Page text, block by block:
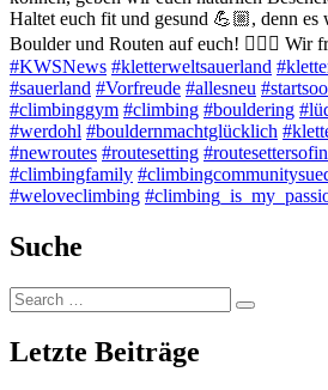
Haltet euch fit und gesund 💪🏼, denn es
Boulder und Routen auf euch! 🧗🏼‍♀️ Wir
#KWSNews #kletterweltsauerland
#sauerland #Vorfreude #allesneu
#climbinggym #climbing #bouldering
#werdohl #bouldernmachtglücklich
#newroutes #routesetting
#climbingfamily
#weloveclimbing
Suche
Search
for:
Search
Letzte Beiträge